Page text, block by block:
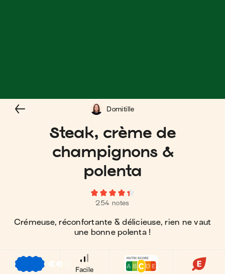
Steak, crème de
champignons &
polenta
254 notes
Crémeuse, réconfortante & délicieuse, rien ne vaut
une bonne polenta !
Domitille
€€
Facile